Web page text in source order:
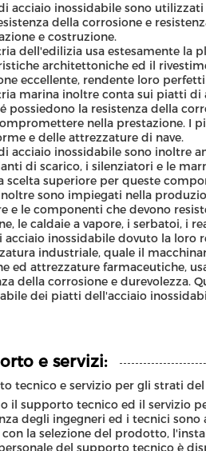
acciaio inossidabile sono
della corrosione e
e costruzione.
dell'edilizia usa estesamente la
architettoniche ed il
eccellente, rendente loro
marina inoltre conta sui piatti di
possiedono la resistenza della
nella prestazione. I
e delle attrezzature di nave.
acciaio inossidabile sono inoltre
di scarico, i silenziatori e le
scelta superiore per queste
sono impiegati nella
e le componenti che devono
le caldaie a vapore, i serbatoi, i
inossidabile dovuto la loro
industriale, quale il
ed attrezzature farmaceutiche,
della corrosione e durevolezza.
dei piatti dell'acciaio
e servizi:
tecnico e servizio per gli strati
il supporto tecnico ed il servizio
degli ingegneri ed i tecnici
la selezione del prodotto,
del supporto tecnico è